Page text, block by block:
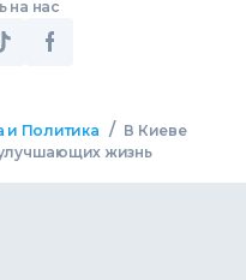
на нас
и Политика / В Киеве
жизнь